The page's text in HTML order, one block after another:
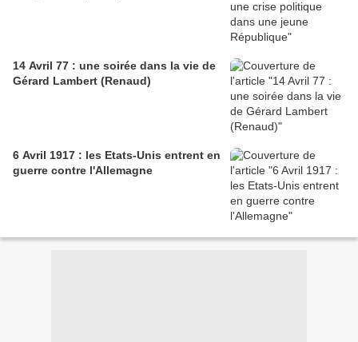
14 Avril 77 : une soirée dans la vie de
Gérard Lambert (Renaud)
6 Avril 1917 : les Etats-Unis entrent en
guerre contre l'Allemagne